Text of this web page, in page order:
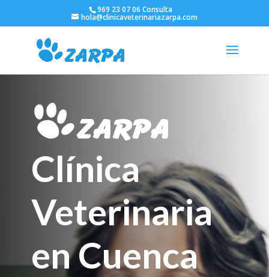
969 23 07 06 Consulta
hola@clinicaveterinariazarpa.com
Clínica
Veterinaria
en Cuenca